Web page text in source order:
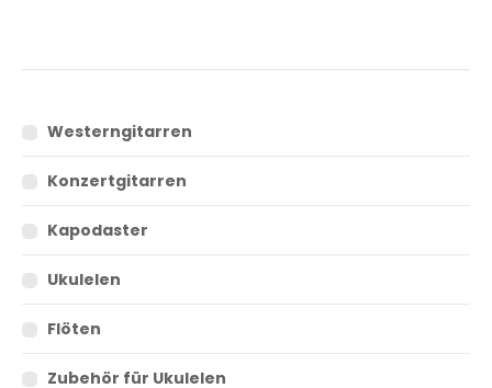
Westerngitarren
Konzertgitarren
Kapodaster
Ukulelen
Flöten
Zubehör für Ukulelen